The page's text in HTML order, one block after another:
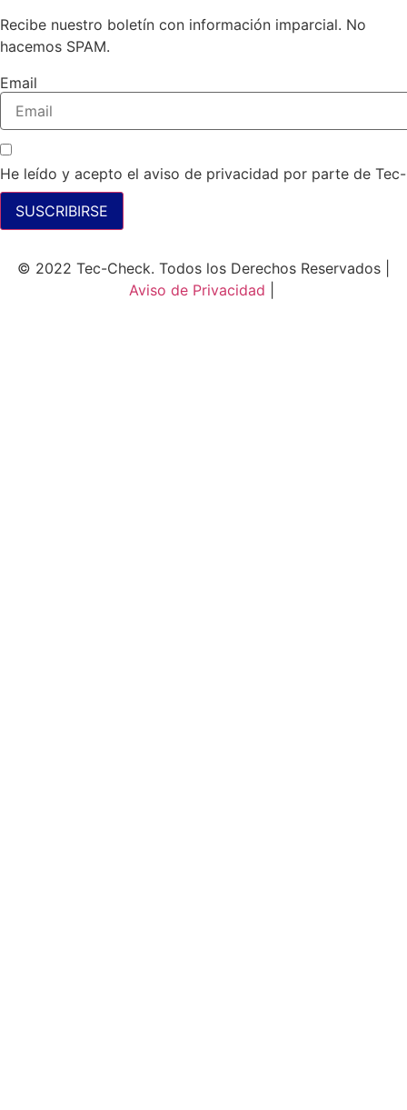
Recibe nuestro boletín con información imparcial. No
hacemos SPAM.
Email
He leído y acepto el aviso de privacidad por parte de
SUSCRIBIRSE
© 2022 Tec-Check. Todos los Derechos Reservados |
Aviso de Privacidad